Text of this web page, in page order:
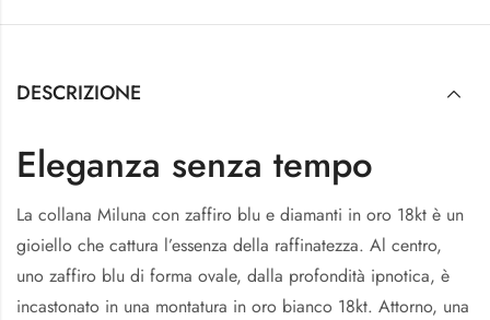
DESCRIZIONE
Eleganza senza tempo
La collana Miluna con zaffiro blu e diamanti in oro 18kt è un
gioiello che cattura l’essenza della raffinatezza. Al centro,
uno zaffiro blu di forma ovale, dalla profondità ipnotica, è
incastonato in una montatura in oro bianco 18kt. Attorno, una